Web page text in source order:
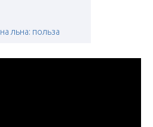
льна: польза